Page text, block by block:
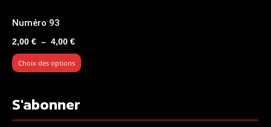
Numéro 93
2,00 € – 4,00 €Plage
de
prix :
4,00 €
Choix des options
S'abonner